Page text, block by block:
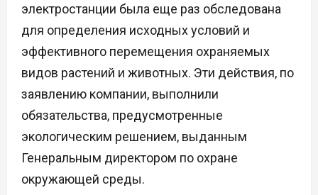
электростанции была еще раз обследована
для определения исходных условий и
эффективного перемещения охраняемых
видов растений и животных. Эти действия, по
заявлению компании, выполнили
обязательства, предусмотренные
экологическим решением, выданным
Генеральным директором по охране
окружающей среды.